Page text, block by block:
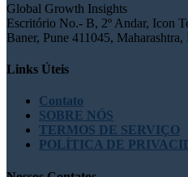
Global Growth Insights
Escritório No.- B, 2º Andar, Icon
Baner, Pune 411045, Maharashtra,
Links Úteis
Contato
SOBRE NÓS
TERMOS DE SERVIÇO
POLÍTICA DE